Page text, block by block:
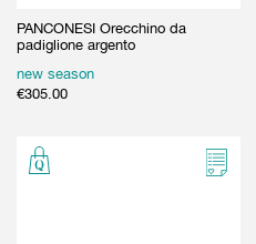
PANCONESI Orecchino da
padiglione argento
new season
€305.00